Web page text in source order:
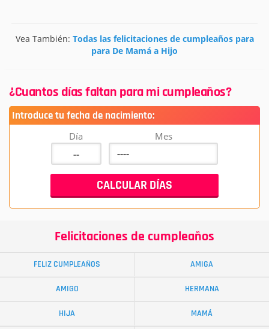
Vea También: Todas las felicitaciones de cumpleaños para
para De Mamá a Hijo
¿Cuantos días faltan para mi cumpleaños?
Introduce tu fecha de nacimiento:
Día Mes
Felicitaciones de cumpleaños
FELIZ CUMPLEAÑOS AMIGA
AMIGO HERMANA
HIJA MAMÁ